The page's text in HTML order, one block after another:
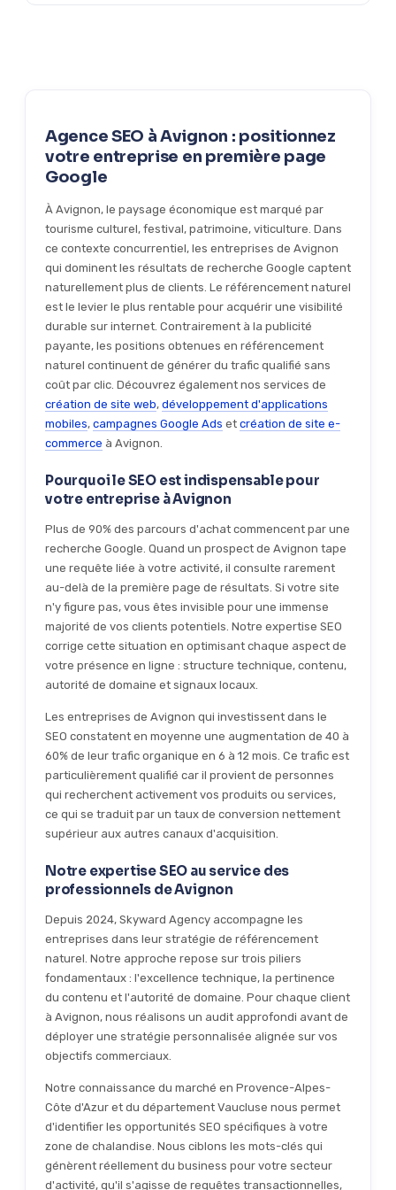
votre activité.
Agence SEO à Avignon : positionnez
votre entreprise en première page
Google
À Avignon, le paysage économique est marqué par
tourisme culturel, festival, patrimoine, viticulture. Dans
ce contexte concurrentiel, les entreprises de Avignon
qui dominent les résultats de recherche Google captent
naturellement plus de clients. Le référencement naturel
est le levier le plus rentable pour acquérir une visibilité
durable sur internet. Contrairement à la publicité
payante, les positions obtenues en référencement
naturel continuent de générer du trafic qualifié sans
coût par clic. Découvrez également nos services de
création de site web, développement d'applications
mobiles, campagnes Google Ads et création de site e-
commerce à Avignon.
Pourquoi le SEO est indispensable pour
votre entreprise à Avignon
Plus de 90% des parcours d'achat commencent par une
recherche Google. Quand un prospect de Avignon tape
une requête liée à votre activité, il consulte rarement
au-delà de la première page de résultats. Si votre site
n'y figure pas, vous êtes invisible pour une immense
majorité de vos clients potentiels. Notre expertise SEO
corrige cette situation en optimisant chaque aspect de
votre présence en ligne : structure technique, contenu,
autorité de domaine et signaux locaux.
Les entreprises de Avignon qui investissent dans le
SEO constatent en moyenne une augmentation de 40 à
60% de leur trafic organique en 6 à 12 mois. Ce trafic est
particulièrement qualifié car il provient de personnes
qui recherchent activement vos produits ou services,
ce qui se traduit par un taux de conversion nettement
supérieur aux autres canaux d'acquisition.
Notre expertise SEO au service des
professionnels de Avignon
Depuis 2024, Skyward Agency accompagne les
entreprises dans leur stratégie de référencement
naturel. Notre approche repose sur trois piliers
fondamentaux : l'excellence technique, la pertinence
du contenu et l'autorité de domaine. Pour chaque client
à Avignon, nous réalisons un audit approfondi avant de
déployer une stratégie personnalisée alignée sur vos
objectifs commerciaux.
Notre connaissance du marché en Provence-Alpes-
Côte d'Azur et du département Vaucluse nous permet
d'identifier les opportunités SEO spécifiques à votre
zone de chalandise. Nous ciblons les mots-clés qui
génèrent réellement du business pour votre secteur
d'activité, qu'il s'agisse de requêtes transactionnelles,